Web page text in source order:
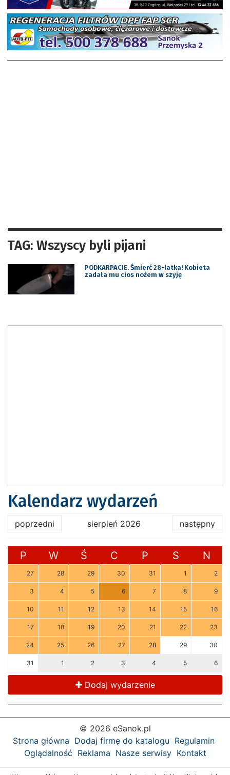
TAG: Wszyscy byli pijani
PODKARPACIE. Śmierć 28-latka! Kobieta
zadała mu cios nożem w szyję
Kalendarz wydarzeń
poprzedni sierpień 2026 następny
P W Ś C P S N
27 28 29 30 31 1 2
3 4 5 6 7 8 9
10 11 12 13 14 15 16
17 18 19 20 21 22 23
24 25 26 27 28 29 30
31 1 2 3 4 5 6
Dodaj wydarzenie
© 2026 eSanok.pl
Strona główna Dodaj firmę do katalogu Regulamin
Oglądalność Reklama Nasze serwisy Kontakt